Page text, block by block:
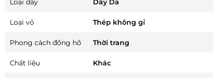
Loại dây Dây Da
Loại vỏ Thép không gỉ
Phong cách đồng hồ Thời trang
Chất liệu Khác